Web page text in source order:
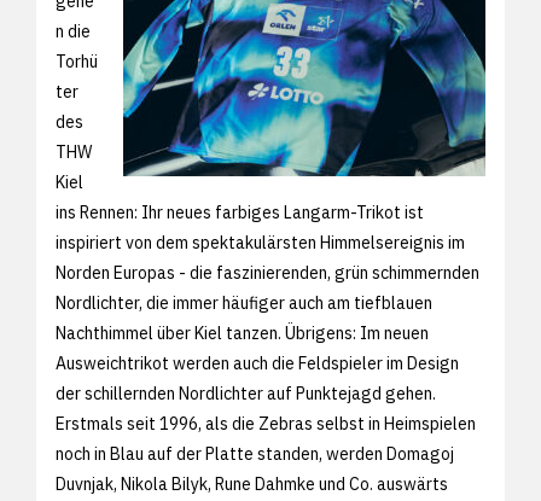
n die
Torhü
ter
des
THW
Kiel
ins Rennen: Ihr neues farbiges Langarm-Trikot ist
inspiriert von dem spektakulärsten Himmelsereignis im
Norden Europas - die faszinierenden, grün schimmernden
Nordlichter, die immer häufiger auch am tiefblauen
Nachthimmel über Kiel tanzen. Übrigens: Im neuen
Ausweichtrikot werden auch die Feldspieler im Design
der schillernden Nordlichter auf Punktejagd gehen.
Erstmals seit 1996, als die Zebras selbst in Heimspielen
noch in Blau auf der Platte standen, werden Domagoj
Duvnjak, Nikola Bilyk, Rune Dahmke und Co. auswärts